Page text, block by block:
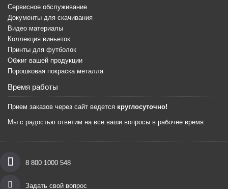
Сервисное обслуживание
Документы для скачивания
Видео материалы
Коллекция виньеток
Принты для футболок
Обжиг вашей продукции
Порошковая покраска металла
Время работы
Прием заказов через сайт ведется круглосуточно!
Мы с радостью ответим на все ваши вопросы в рабочее время:
8 800 1000 548
Задать свой вопрос